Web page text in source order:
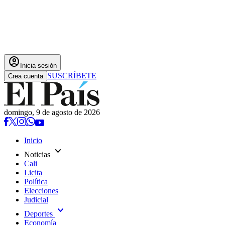
account_circle Inicia sesión
Crea cuenta SUSCRÍBETE
domingo, 9 de agosto de 2026
Inicio
Noticias expand_more
Cali
Licita
Política
Elecciones
Judicial
Deportes expand_more
Economía